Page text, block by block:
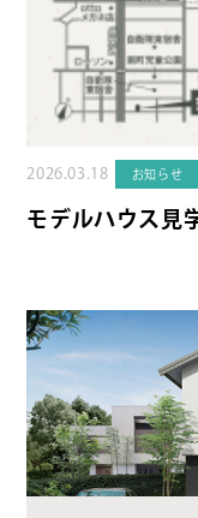
2026.03.18 お知らせ
モデルハウス見